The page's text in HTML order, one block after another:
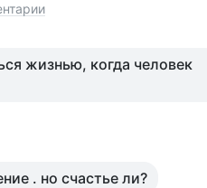
жизнью, когда человек
. но счастье ли?